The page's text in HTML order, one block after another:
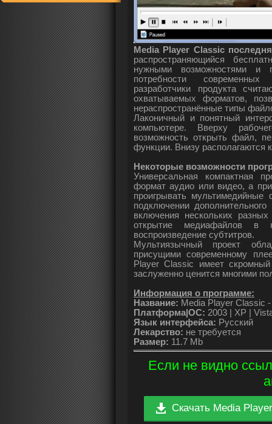
Media Player Classic
распространяющийся
нужными возможностями и
потребности
разработчики продукта
охватываемых форматов,
нераспространённые типы
Лаконичный и понятный
компьютере. Вверху
возможность открыть файл,
функции. Внизу располагаются
Некоторые возможности
Универсальная компактная
формат аудио или видео, а
проигрывать
подключении
включения нескольких
открытие медиафайлов в
воспроизведение субтитров.
Мультиязычный проект
присущими современному
Player Classic имеет
заслуженно ценится многими
Информация о программе:
Название: Media Player Classic
Платформа|ОС: 2003 | XP |
Язык интерфейса: Русский
Лекарство: не требуется
Размер: 11.7 Mb
Если не видно
Скачать Media